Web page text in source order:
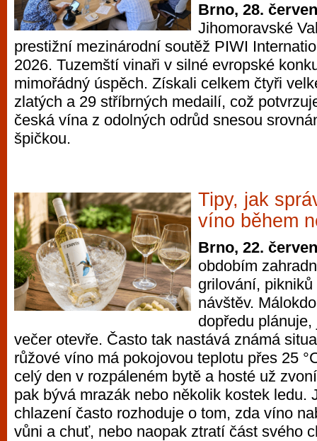
Brno, 28.
Jihomoravské
prestižní mezinárodní soutěž PIWI
2026. Tuzemští vinaři v silné evropské
mimořádný úspěch. Získali celkem čtyři
zlatých a 29 stříbrných medailí, což
česká vína z odolných odrůd snesou
špičkou.
Tipy, jak
víno během
Brno, 22.
obdobím
grilování,
návštěv.
dopředu
večer otevře. Často tak nastává známá
růžové víno má pokojovou teplotu přes 25
celý den v rozpáleném bytě a hosté už
pak bývá mrazák nebo několik kostek ledu.
chlazení často rozhoduje o tom, zda víno
vůni a chuť, nebo naopak ztratí část svého